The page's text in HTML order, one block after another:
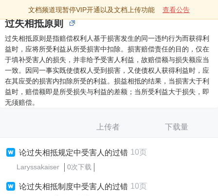
文档频道现暂停VIP开通以及文档上传功能 查看公告
过失相抵原则
过失相抵原则是指赔偿权利人基于损害发生的同一违约行为而获得利
益时，应将所受利益从所受损害中扣除。损害赔偿责任的目的，仅在
于填补受害人的损失，并非给予受害人利益，故赔偿额与损失额应当
一致。因同一事实既使债权人受到损害，又使债权人获得利益时，应
在其应受的损害内扣除所受的利益。损益相抵的结果，当损害大于利
益时，赔偿额即是所受损失与利益的差额；当所受利益大于损失，即
无须赔偿。
上传者 下载量
论过失相抵规定中受害人的过错 10页
Laryssakaiser 0次下载
论过失相抵制度中受害人的过错 10页